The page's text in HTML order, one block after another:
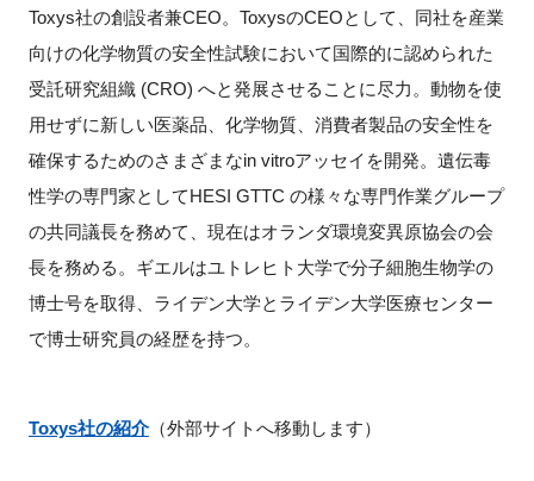
Toxys社の創設者兼CEO。 ToxysのCEOとして、同社を産業
向けの化学物質の安全性試験において国際的に認められた
受託研究組織(CRO) へと発展させることに尽力。動物を使
用せずに新しい医薬品、化学物質、消費者製品の安全性を
確保するためのさまざまなin vitroアッセイを開発。遺伝毒
性学の専門家としてHESI GTTC の様々な専門作業グループ
の共同議長を務めて、現在はオランダ環境変異原協会の会
長を務める。ギエルはユトレヒト大学で分子細胞生物学の
博士号を取得、ライデン大学とライデン大学医療センター
で博士研究員の経歴を持つ。
Toxys社の紹介（外部サイトへ移動します）